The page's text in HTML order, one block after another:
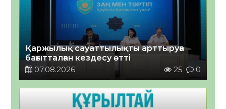
Қаржылық сауаттылықты арттыруға
бағытталған кездесу өтті
07.08.2026
25 0